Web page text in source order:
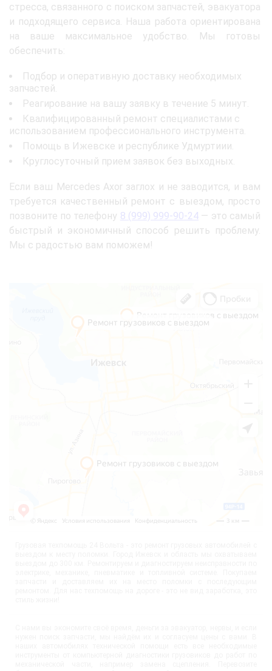
стресса, связанного с поиском запчастей, эвакуатора
и подходящего сервиса. Наша работа ориентирована
на ваше максимальное удобство. Мы готовы
обеспечить:
Подбор и оперативную доставку необходимых
запчастей.
Реагирование на вашу заявку в течение 5 минут.
Квалифицированный ремонт специалистами с
использованием профессионального инструмента.
Помощь в Ижевске и республике Удмуртиии.
Круглосуточный прием заявок без выходных.
Если ваш Mercedes Axor заглох и не заводится, и вам
требуется качественный ремонт с выездом, просто
позвоните по телефону 8 (999) 999-90-24 — это самый
быстрый и экономичный способ решить проблему.
Мы с радостью вам поможем!